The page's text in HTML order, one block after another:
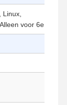
Linux,
voor 6e